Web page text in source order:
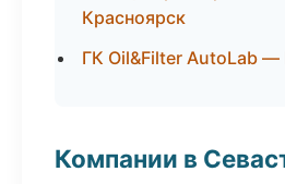
Красноярск
ГК Oil&Filter AutoLab
Компании в